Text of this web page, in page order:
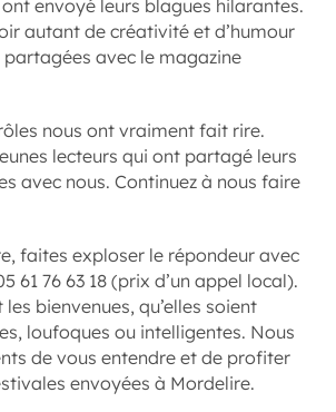
envoyé leurs blagues hilarantes.
autant de créativité et d’humour
avec le magazine
nous ont vraiment fait rire.
lecteurs qui ont partagé leurs
avec nous. Continuez à nous faire
faites exploser le répondeur avec
61 76 63 18 (prix d’un appel local).
bienvenues, qu’elles soient
loufoques ou intelligentes. Nous
de vous entendre et de profiter
envoyées à Mordelire.